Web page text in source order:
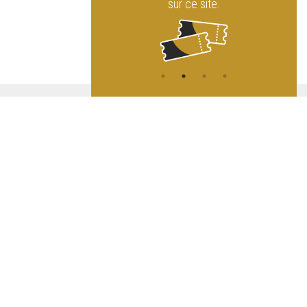
sur ce site.